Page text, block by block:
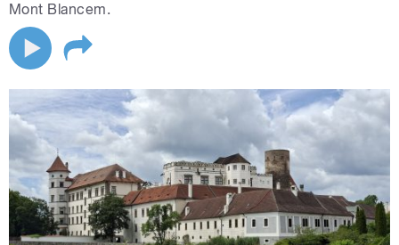
Mont Blancem.